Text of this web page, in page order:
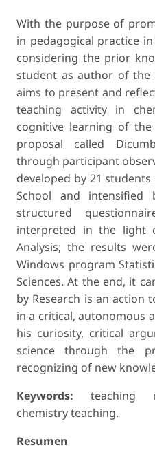
With the purpose of
in pedagogical practice
considering the prior
student as author of the
aims to present and
teaching activity in
cognitive learning of
proposal called
through participant
developed by 21
School and
structured
interpreted in the light
Analysis; the results
Windows program
Sciences. At the end, it
by Research is an action
in a critical, autonomous
his curiosity, critical
science through the
recognizing of new
Keywords: teaching
chemistry teaching.
Resumen